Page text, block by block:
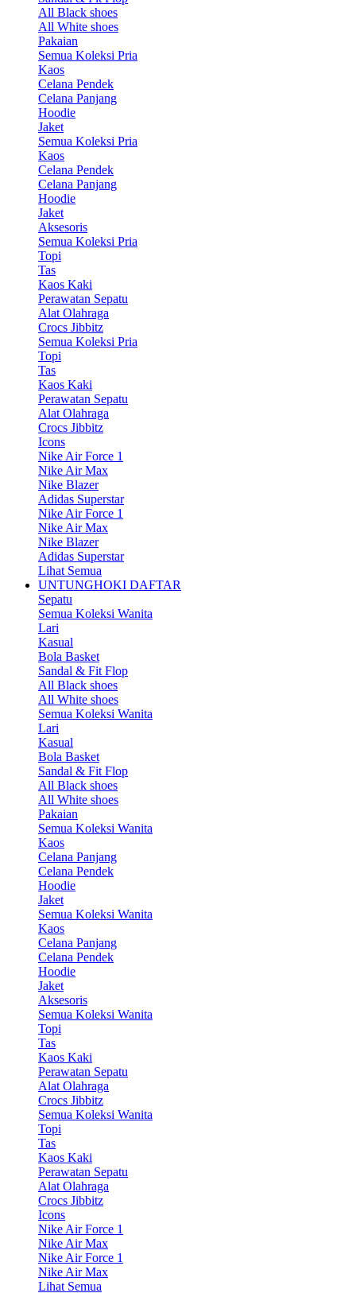
All Black shoes
All White shoes
Pakaian
Semua Koleksi Pria
Kaos
Celana Pendek
Celana Panjang
Hoodie
Jaket
Semua Koleksi Pria
Kaos
Celana Pendek
Celana Panjang
Hoodie
Jaket
Aksesoris
Semua Koleksi Pria
Topi
Tas
Kaos Kaki
Perawatan Sepatu
Alat Olahraga
Crocs Jibbitz
Semua Koleksi Pria
Topi
Tas
Kaos Kaki
Perawatan Sepatu
Alat Olahraga
Crocs Jibbitz
Icons
Nike Air Force 1
Nike Air Max
Nike Blazer
Adidas Superstar
Nike Air Force 1
Nike Air Max
Nike Blazer
Adidas Superstar
Lihat Semua
UNTUNGHOKI DAFTAR
Sepatu
Semua Koleksi Wanita
Lari
Kasual
Bola Basket
Sandal & Fit Flop
All Black shoes
All White shoes
Semua Koleksi Wanita
Lari
Kasual
Bola Basket
Sandal & Fit Flop
All Black shoes
All White shoes
Pakaian
Semua Koleksi Wanita
Kaos
Celana Panjang
Celana Pendek
Hoodie
Jaket
Semua Koleksi Wanita
Kaos
Celana Panjang
Celana Pendek
Hoodie
Jaket
Aksesoris
Semua Koleksi Wanita
Topi
Tas
Kaos Kaki
Perawatan Sepatu
Alat Olahraga
Crocs Jibbitz
Semua Koleksi Wanita
Topi
Tas
Kaos Kaki
Perawatan Sepatu
Alat Olahraga
Crocs Jibbitz
Icons
Nike Air Force 1
Nike Air Max
Nike Air Force 1
Nike Air Max
Lihat Semua